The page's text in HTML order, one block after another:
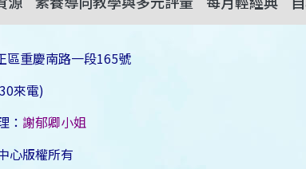
重慶南路一段165號
來電)
：謝郁卿小姐
心版權所有